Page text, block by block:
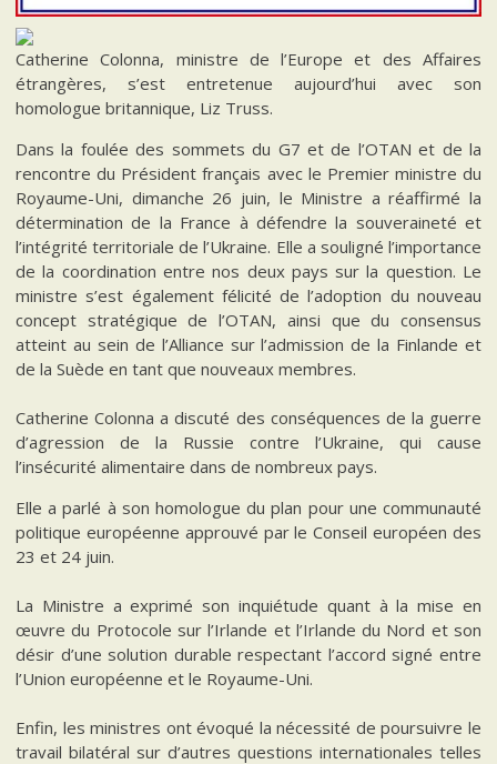
Catherine Colonna, ministre de l’Europe et des Affaires
étrangères, s’est entretenue aujourd’hui avec son
homologue britannique, Liz Truss.
Dans la foulée des sommets du G7 et de l’OTAN et de la
rencontre du Président français avec le Premier ministre du
Royaume-Uni, dimanche 26 juin, le Ministre a réaffirmé la
détermination de la France à défendre la souveraineté et
l’intégrité territoriale de l’Ukraine. Elle a souligné l’importance
de la coordination entre nos deux pays sur la question. Le
ministre s’est également félicité de l’adoption du nouveau
concept stratégique de l’OTAN, ainsi que du consensus
atteint au sein de l’Alliance sur l’admission de la Finlande et
de la Suède en tant que nouveaux membres.
Catherine Colonna a discuté des conséquences de la guerre
d’agression de la Russie contre l’Ukraine, qui cause
l’insécurité alimentaire dans de nombreux pays.
Elle a parlé à son homologue du plan pour une communauté
politique européenne approuvé par le Conseil européen des
23 et 24 juin.
La Ministre a exprimé son inquiétude quant à la mise en
œuvre du Protocole sur l’Irlande et l’Irlande du Nord et son
désir d’une solution durable respectant l’accord signé entre
l’Union européenne et le Royaume-Uni.
Enfin, les ministres ont évoqué la nécessité de poursuivre le
travail bilatéral sur d’autres questions internationales telles